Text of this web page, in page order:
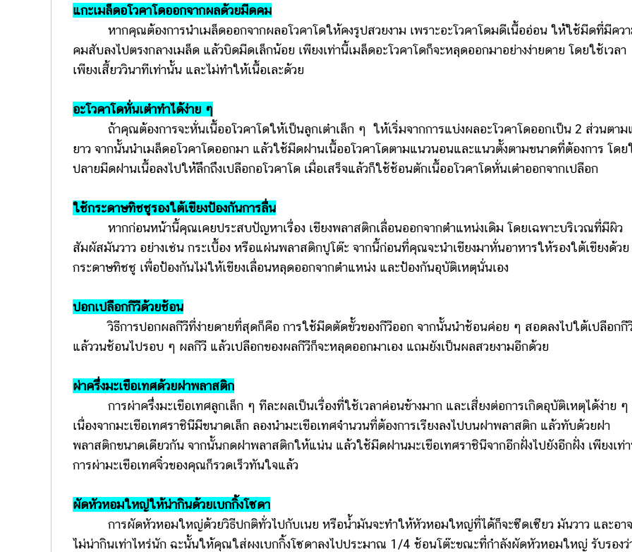
แกะเมล็ดอโวคาโดออกจากผลด้วยมีดคม
หากคุณต้องการนำเมล็ดออกจากผลอโวคาโดให้คงรูปสวยงาม เพราะอะโวคาโดมดีเนื้ออ่อน ให้ใช้มีดที่มีคว
คมสับลงไปตรงกลางเมล็ด แล้วบิดมีดเล็กน้อย เพียงเท่านี้เมล็ดอะโวคาโดก็จะหลุดออกมาอย่างง่ายดาย โดยใช้เวลา
เพียงเสี้ยววินาทีเท่านั้น และไม่ทำให้เนื้อเละด้วย
อะโวคาโดหั่นเต๋าทำได้ง่าย ๆ
ถ้าคุณต้องการจะหั่นเนื้ออโวคาโดให้เป็นลูกเต๋าเล็ก ๆ ให้เริ่มจากการแบ่งผลอะโวคาโดออกเป็น 2 ส่วนตาม
ยาว จากนั้นนำเมล็ดอโวคาโดออกมา แล้วใช้มีดฝานเนื้ออโวคาโดตามแนวนอนและแนวตั้งตามขนาดที่ต้องการ โดย
ปลายมีดฝานเนื้อลงไปให้ลึกถึงเปลือกอโวคาโด เมื่อเสร็จแล้วก็ใช้ช้อนตักเนื้ออโวคาโดหั่นเต๋าออกจากเปลือก
ใช้กระดาษทิชชูรองใต้เขียงป้องกันการลื่น
หากก่อนหน้านี้คุณเคยประสบปัญหาเรื่อง เขียงพลาสติกเลื่อนออกจากตำแหน่งเดิม โดยเฉพาะบริเวณที่มีผิว
สัมผัสมันวาว อย่างเช่น กระเบื้อง หรือแผ่นพลาสติกปูโต๊ะ จากนี้ก่อนที่คุณจะนำเขียงมาหั่นอาหารให้รองใต้เขียงด้วย
กระดาษทิชชู เพื่อป้องกันไม่ให้เขียงเลื่อนหลุดออกจากตำแหน่ง และป้องกันอุบัติเหตุนั่นเอง
ปอกเปลือกกีวีด้วยช้อน
วิธีการปอกผลกีวีที่ง่ายดายที่สุดก็คือ การใช้มีดตัดขั้วของกีวีออก จากนั้นนำช้อนค่อย ๆ สอดลงไปใต้เปลือกกี
แล้ววนช้อนไปรอบ ๆ ผลกีวี แล้วเปลือกของผลกีวีก็จะหลุดออกมาเอง แถมยังเป็นผลสวยงามอีกด้วย
ผ่าครึ่งมะเขือเทศด้วยฝาพลาสติก
การผ่าครึ่งมะเขือเทศลูกเล็ก ๆ ทีละผลเป็นเรื่องที่ใช้เวลาค่อนข้างมาก และเสี่ยงต่อการเกิดอุบัติเหตุได้ง่าย ๆ
เนื่องจากมะเขือเทศราชินีมีขนาดเล็ก ลองนำมะเขือเทศจำนวนที่ต้องการเรียงลงไปบนฝาพลาสติก แล้วทับด้วยฝา
พลาสติกขนาดเดียวกัน จากนั้นกดฝาพลาสติกให้แน่น แล้วใช้มีดฝานมะเขือเทศราชินีจากอีกฝั่งไปยังอีกฝั่ง เพียงเท่
การผ่ามะเขือเทศจิ๋วของคุณก็รวดเร็วทันใจแล้ว
ผัดหัวหอมใหญ่ให้น่ากินด้วยเบกกิ้งโซดา
การผัดหัวหอมใหญ่ด้วยวิธีปกติทั่วไปกับเนย หรือน้ำมันจะทำให้หัวหอมใหญ่ที่ได้ก็จะซีดเซียว มันวาว และอา
ไม่น่ากินเท่าไหร่นัก ฉะนั้นให้คุณใส่ผงเบกกิ้งโซดาลงไปประมาณ 1/4 ช้อนโต๊ะขณะที่กำลังผัดหัวหอมใหญ่ รับรองว่